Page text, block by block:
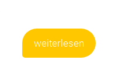
weiterlesen